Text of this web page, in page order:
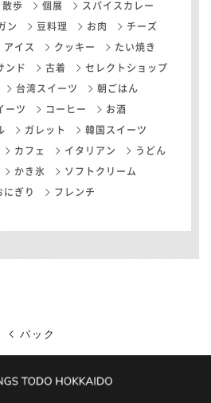
散歩 個展 スパイスカレー
ン 豆料理 お肉 チーズ
アイス クッキー たい焼き
ンド 古着 セレクトショップ
台湾スイーツ 朝ごはん
ーツ コーヒー お酒
ガレット 韓国スイーツ
カフェ イタリアン うどん
かき氷 ソフトクリーム
にぎり フレンチ
バック